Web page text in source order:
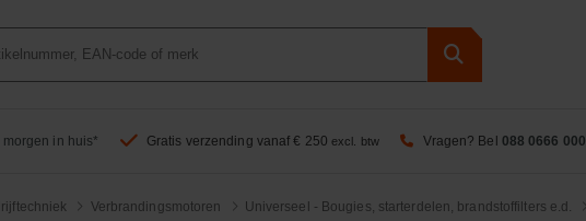
in huis* Gratis verzending vanaf € 250 excl. btw Vragen? Bel 088 0666 000
Verbrandingsmotoren Universeel - Bougies, starterdelen, brandstoffilters e.d.